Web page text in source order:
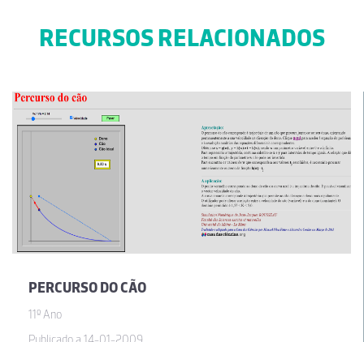
RECURSOS RELACIONADOS
PERCURSO DO CÃO
11º Ano